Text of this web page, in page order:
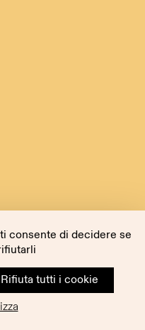
consente di decidere se
Rifiuta tutti i cookie